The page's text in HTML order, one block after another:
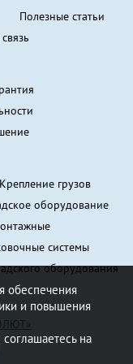
Полезные статьи
Крепление грузов
оборудование
системы
оборудования
обеспечения
и повышения
на